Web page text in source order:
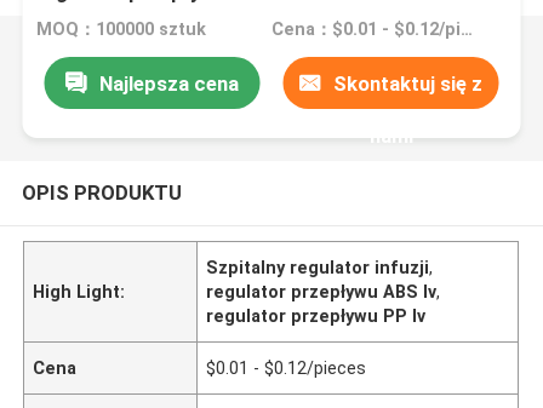
MOQ：100000 sztuk Cena：$0.01 - $0.12/pieces
Najlepsza cena Skontaktuj się z
nami
OPIS PRODUKTU
High Light:
Szpitalny regulator infuzji,
regulator przepływu ABS Iv,
regulator przepływu PP Iv
Cena $0.01 - $0.12/pieces